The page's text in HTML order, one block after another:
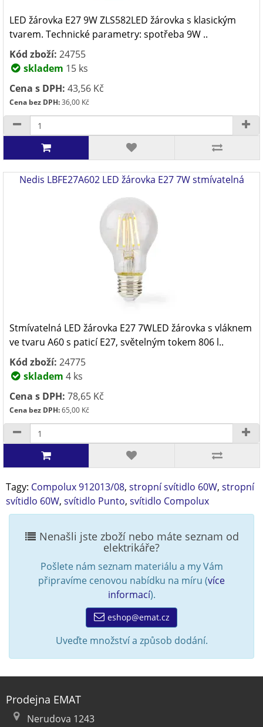
LED žárovka E27 9W ZLS582LED žárovka s klasickým
tvarem. Technické parametry: spotřeba 9W ..
Kód zboží: 24755
skladem 15 ks
Cena s DPH: 43,56 Kč
Cena bez DPH:36,00 Kč
Nedis LBFE27A602 LED žárovka E27 7W stmívatelná
Stmívatelná LED žárovka E27 7WLED žárovka s vláknem
ve tvaru A60 s paticí E27, světelným tokem 806 l..
Kód zboží: 24775
skladem 4 ks
Cena s DPH: 78,65 Kč
Cena bez DPH:65,00 Kč
Tagy: Compolux 912013/08, stropní svítidlo 60W, stropní
svítidlo 60W, svítidlo Punto, svítidlo Compolux
Nenašli jste zboží nebo máte seznam od
elektrikáře?
Pošlete nám seznam materiálu a my Vám
připravíme cenovou nabídku na míru (více
informací).
eshop@emat.cz
Uveďte množství a způsob dodání.
Prodejna EMAT
Nerudova 1243